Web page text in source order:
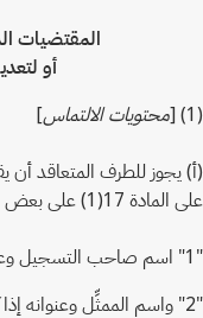
المقتضيات
أو
(1) [
محتويات الالتماس]
(أ) يجوز للطرف المتعاقد
على المادة 17(1) على بعض البيانات أو العناصر التالية أو كلها:
"1" اسم صاحب التسجيل وعنوانه؛
"2" واسم الممثِّل وعنوانه إذا كان لصاحب التسجيل ممثِّل؛